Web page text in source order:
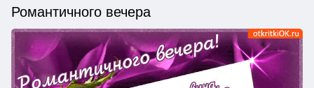
Романтичного вечера